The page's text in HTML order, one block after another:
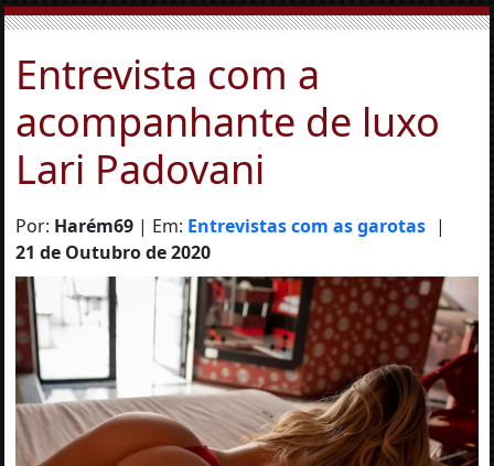
Entrevista com a
acompanhante de luxo
Lari Padovani
Por: Harém69 | Em: Entrevistas com as garotas |
21 de Outubro de 2020